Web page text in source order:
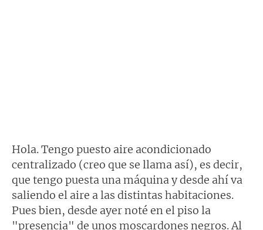
Hola. Tengo puesto aire acondicionado
centralizado (creo que se llama así), es decir,
que tengo puesta una máquina y desde ahí va
saliendo el aire a las distintas habitaciones.
Pues bien, desde ayer noté en el piso la
"presencia" de unos moscardones negros. Al